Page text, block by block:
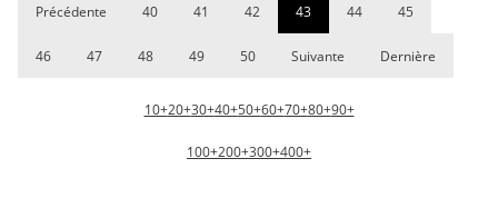
Précédente 40 41 42 43 44 45
46 47 48 49 50 Suivante Dernière
10+20+30+40+50+60+70+80+90+
100+200+300+400+